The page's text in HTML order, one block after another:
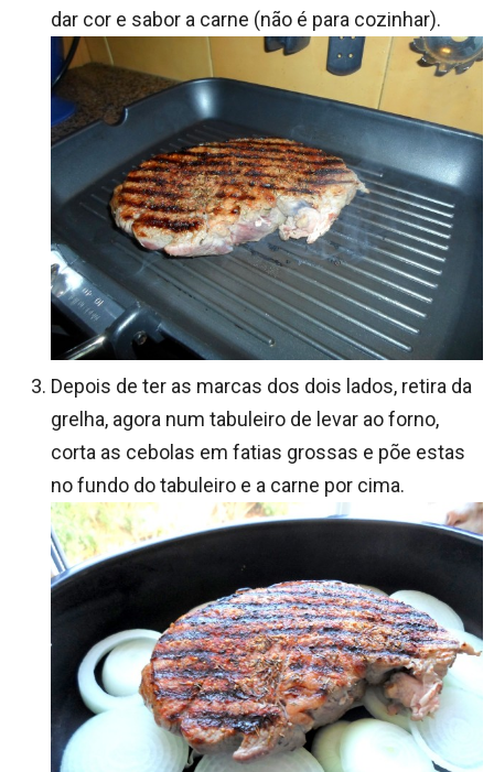
dar cor e sabor a carne (não é para cozinhar).
Depois de ter as marcas dos dois lados, retira da
grelha, agora num tabuleiro de levar ao forno,
corta as cebolas em fatias grossas e põe estas
no fundo do tabuleiro e a carne por cima.